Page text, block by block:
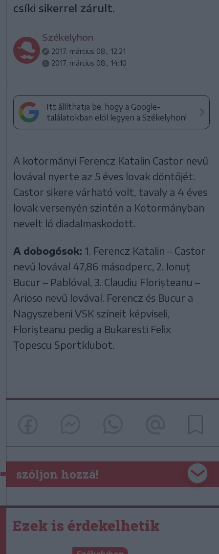
csíki sikerrel zárult.
Székelyhon
2017. március 08., 12:21
2017. március 08., 14:10
Itt állíthatja be, hogy a Google-
találatokban elöl legyen a Székelyhon!
A kotormányi Ferencz Katalin Castor nevű
lovával nyerte az 5 éves lovak döntőjét.
Castor sikere várható volt, tavaly a 4 éves
lovak versenyén szintén a Kotormányban
nevelt ló diadalmaskodott.
A dobogósok: 1. Ferencz Katalin – Castor
nevű lovával 47,86 másodperc, 2. Ionuț
Bucur – Pablóval, 3. Claudiu Florișteanu –
Arioso nevű lovával. Ferencz és Bucur a
Nagyszebeni VSK színeit képviseli,
Florișteanu pedig a Bukaresti Felix
Țopescu Sportklubot.
szóljon hozzá!
Ezek is érdekelhetik